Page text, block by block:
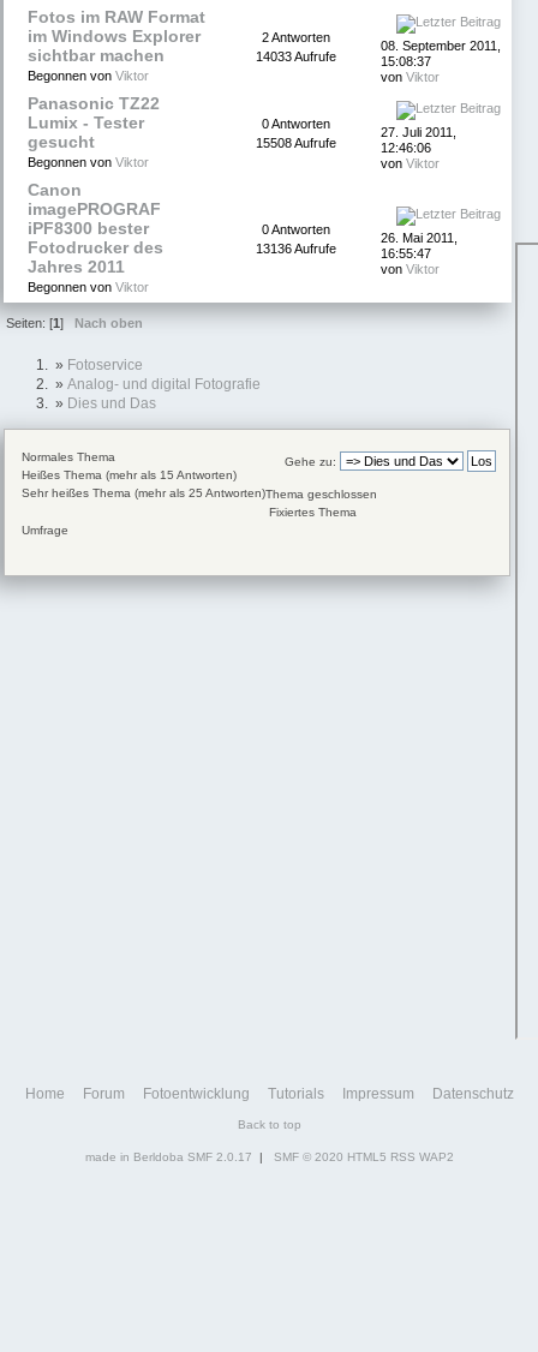
Fotos im RAW Format
im Windows Explorer
sichtbar machen
Begonnen von Viktor
2 Antworten
14033 Aufrufe
08. September 2011,
15:08:37
von Viktor
Panasonic TZ22
Lumix - Tester
gesucht
Begonnen von Viktor
0 Antworten
15508 Aufrufe
27. Juli 2011,
12:46:06
von Viktor
Canon
imagePROGRAF
iPF8300 bester
Fotodrucker des
Jahres 2011
Begonnen von Viktor
0 Antworten
13136 Aufrufe
26. Mai 2011,
16:55:47
von Viktor
Seiten: [1] Nach oben
» Fotoservice
» Analog- und digital Fotografie
» Dies und Das
Gehe zu:
Normales Thema
Heißes Thema (mehr als 15 Antworten)
Sehr heißes Thema (mehr als 25 Antworten)Thema geschlossen
Fixiertes Thema
Umfrage
Home Forum Fotoentwicklung Tutorials Impressum Datenschutz
Back to top
made in Berldoba SMF 2.0.17 | SMF © 2020 HTML5 RSS WAP2